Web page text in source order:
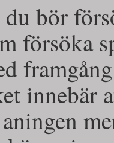
du bör
försöka
innebär